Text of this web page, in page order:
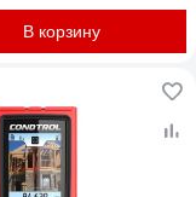
В корзину